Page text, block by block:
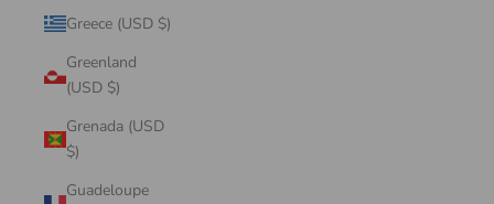
Greece (USD $)
Greenland
(USD $)
Grenada (USD
$)
Guadeloupe